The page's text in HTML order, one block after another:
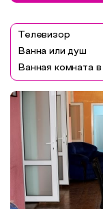
Телевизор
Ванна или душ
Ванная комната